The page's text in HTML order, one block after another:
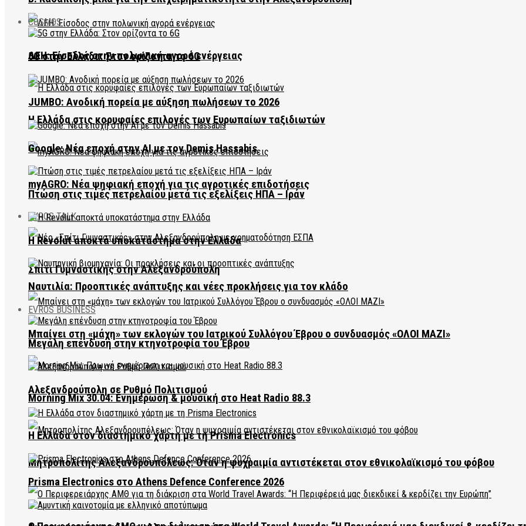
ΔΕΗ: Είσοδος στην πολωνική αγορά ενέργειας
Η Ελλάδα στις κορυφαίες επιλογές των Ευρωπαίων ταξιδιωτών
myAGRO: Νέα ψηφιακή εποχή για τις αγροτικές επιδοτήσεις
EVROS TALK
Σπίτι Γυμναστικής στην Αλεξανδρούπολη
Μπαίνει στη «μάχη» των εκλογών του Ιατρικού Συλλόγου Έβρου ο συνδυασμός «ΟΛΟΙ ΜΑΖΙ»
Morning Mix 30.04: Ενημέρωση & μουσική στο Heat Radio 88.3
Μητροπολίτης Αλεξανδρουπόλεως: Όταν η ψυχραιμία αντιστέκεται στον εθνικολαϊκισμό του φόβου
COSMOS
5G στην Ελλάδα: Στον ορίζοντα το 6G
JUMBO: Ανοδική πορεία με αύξηση πωλήσεων το 2026
Google: Νέα εποχή στην AI με τον Demis Hassabis
Πτώση στις τιμές πετρελαίου μετά τις εξελίξεις ΗΠΑ – Ιράν
Η Revolut αποκτά υποκατάστημα στην Ελλάδα
Ναυτιλία: Προοπτικές ανάπτυξης και νέες προκλήσεις για τον κλάδο
EVROS BUSINESS
Μεγάλη επένδυση στην κτηνοτροφία του Έβρου
Αλεξανδρούπολη σε Ρυθμό Πολιτισμού
Η Ελλάδα στον διαστημικό χάρτη με τη Prisma Electronics
Prisma Electronics στο Athens Defence Conference 2026